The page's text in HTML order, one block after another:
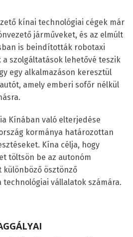
kínai technológiai cégek már
járműveket, és az elmúlt
is beindították robotaxi
a szolgáltatások lehetővé teszik
egy alkalmazáson keresztül
amely emberi sofőr nélkül
Kínában való elterjedése
kormánya határozottan
Kína célja, hogy
töltsön be az autonóm
különböző ösztönző
vállalatok számára.